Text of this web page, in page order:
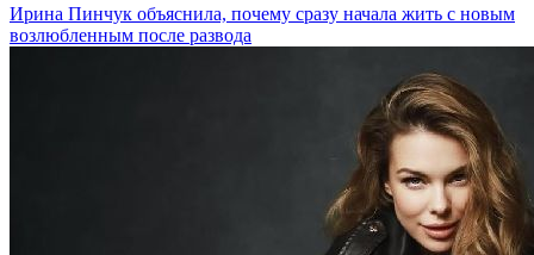
Ирина Пинчук объяснила, почему сразу начала жить с новым
возлюбленным после развода